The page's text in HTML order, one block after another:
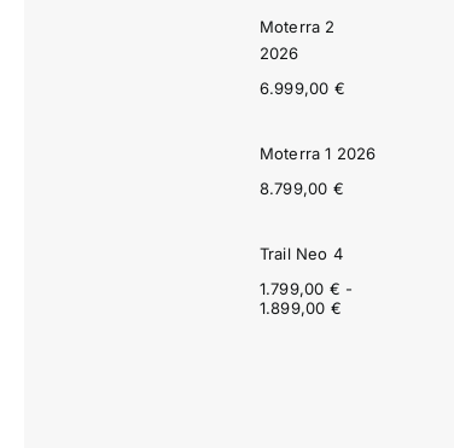
Moterra 2
2026
6.999,00 €
Moterra 1 2026
8.799,00 €
Trail Neo 4
1.799,00 € -
1.899,00 €Rango